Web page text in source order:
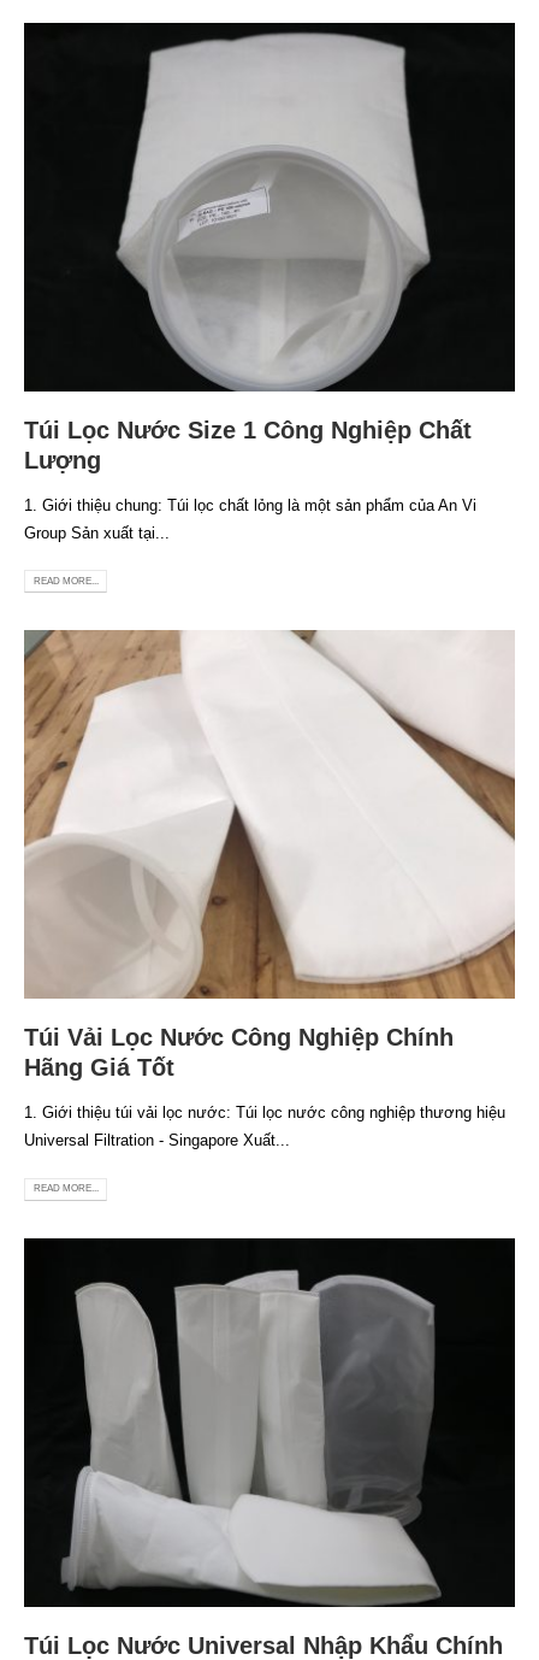
Túi Lọc Nước Size 1 Công Nghiệp Chất
Lượng
1. Giới thiệu chung: Túi lọc chất lỏng là một sản phẩm của An Vi
Group Sản xuất tại...
READ MORE...
Túi Vải Lọc Nước Công Nghiệp Chính
Hãng Giá Tốt
1. Giới thiệu túi vải lọc nước: Túi lọc nước công nghiệp thương hiệu
Universal Filtration - Singapore Xuất...
READ MORE...
Túi Lọc Nước Universal Nhập Khẩu Chính